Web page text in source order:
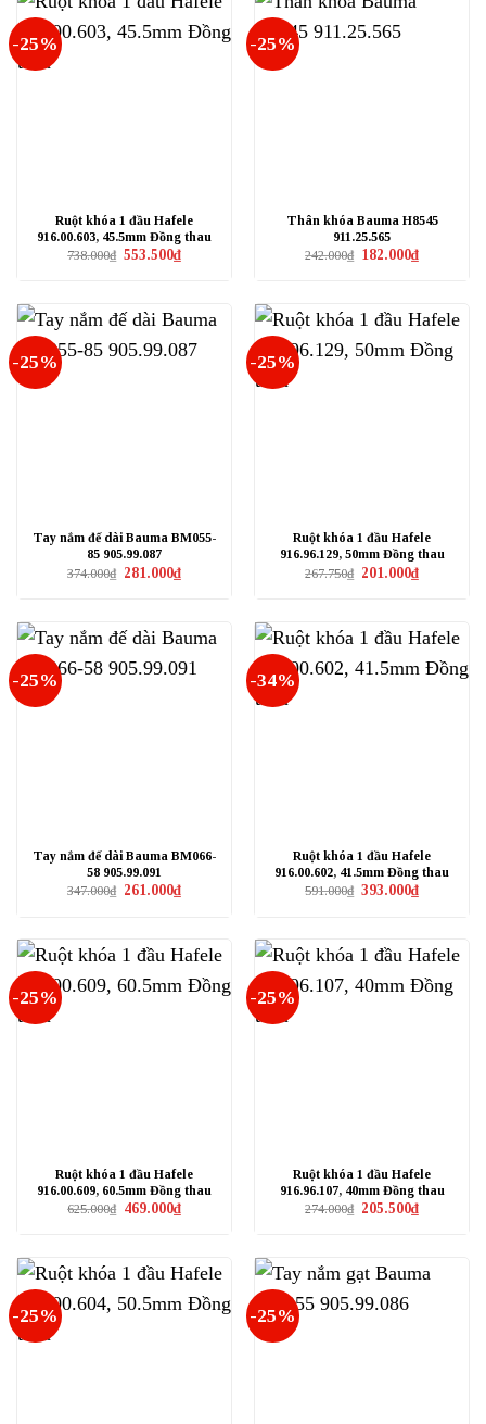
-25%
Ruột khóa 1 đầu Hafele
916.00.603, 45.5mm Đồng thau
738.000₫ Giá
553.500₫Giá
hiện
-25%
Thân khóa Bauma H8545
911.25.565
242.000₫ Giá
182.000₫Giá
hiện
-25%
Tay nắm đế dài Bauma BM055-
85 905.99.087
374.000₫ Giá
281.000₫Giá
hiện
-25%
Ruột khóa 1 đầu Hafele
916.96.129, 50mm Đồng thau
267.750₫ Giá
201.000₫Giá
hiện
-25%
Tay nắm đế dài Bauma BM066-
58 905.99.091
347.000₫ Giá
261.000₫Giá
hiện
-34%
Ruột khóa 1 đầu Hafele
916.00.602, 41.5mm Đồng thau
591.000₫ Giá
393.000₫Giá
hiện
-25%
Ruột khóa 1 đầu Hafele
916.00.609, 60.5mm Đồng thau
625.000₫ Giá
469.000₫Giá
hiện
-25%
Ruột khóa 1 đầu Hafele
916.96.107, 40mm Đồng thau
274.000₫ Giá
205.500₫Giá
hiện
-25% -25%